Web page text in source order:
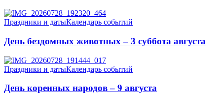
Праздники и датыКалендарь событий
День бездомных животных – 3 суббота августа
Праздники и датыКалендарь событий
День коренных народов – 9 августа